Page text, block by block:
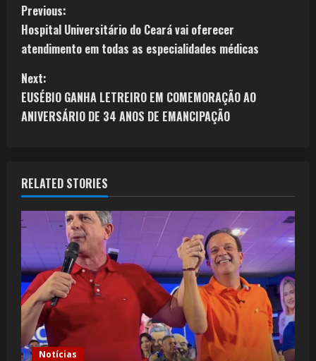
Previous:
Hospital Universitário do Ceará vai oferecer
atendimento em todas as especialidades médicas
Next:
EUSÉBIO GANHA LETREIRO EM COMEMORAÇÃO AO
ANIVERSÁRIO DE 34 ANOS DE EMANCIPAÇÃO
RELATED STORIES
Notícias